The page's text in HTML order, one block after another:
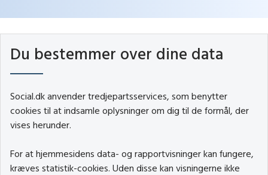
Du bestemmer over dine data
Social.dk anvender tredjepartsservices, som benytter
cookies til at indsamle oplysninger om dig til de formål, der
vises herunder.
For at hjemmesidens data- og rapportvisninger kan fungere,
kræves statistik-cookies. Uden disse kan visningerne ikke